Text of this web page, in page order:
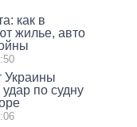
как в
жилье, авто
Украины
по судну